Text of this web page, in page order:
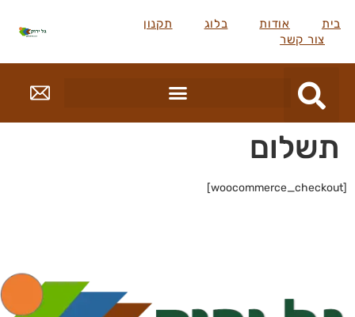
בית אודות בלוג
תקנון
צור קשר
תשלום
[woocommerce_checkout]